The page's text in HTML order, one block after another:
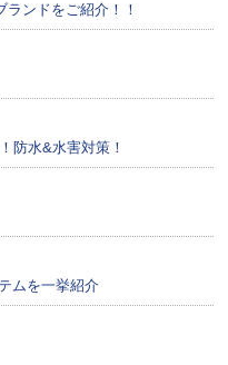
ンドをご紹介！！
防水&水害対策！
ムを一挙紹介